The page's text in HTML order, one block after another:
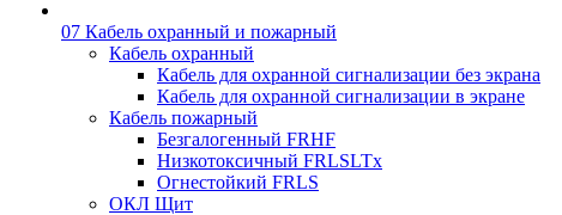
07 Кабель охранный и пожарный
Кабель охранный
Кабель для охранной сигнализации без экрана
Кабель для охранной сигнализации в экране
Кабель пожарный
Безгалогенный FRHF
Низкотоксичный FRLSLTx
Огнестойкий FRLS
ОКЛ Щит